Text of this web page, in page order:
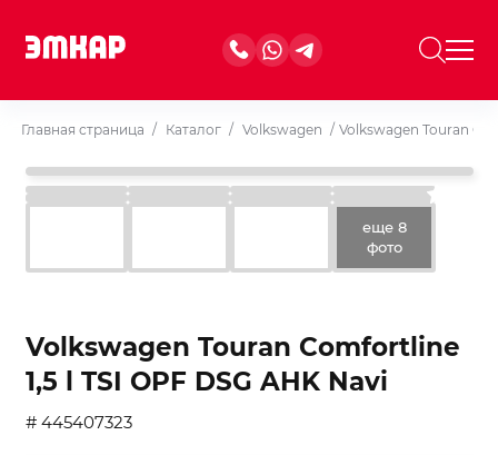
Главная страница / Каталог / Volkswagen / Volkswagen Touran
еще 8
фото
Volkswagen Touran Comfortline
1,5 l TSI OPF DSG AHK Navi
# 445407323